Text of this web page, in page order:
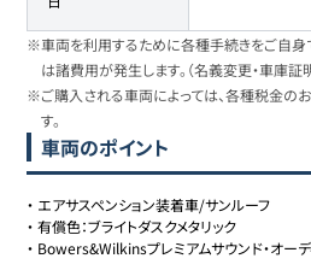
※車両を利用するために各種手続きをご自身
は諸費用が発生します。（名義変更・車庫証
※ご購入される車両によっては、各種税金の
す。
車両のポイント
・ エアサスペンション装着車/サンルーフ
・有償色：ブライトダスクメタリック
・ Bowers&Wilkinsプレミアムサウンド・オー